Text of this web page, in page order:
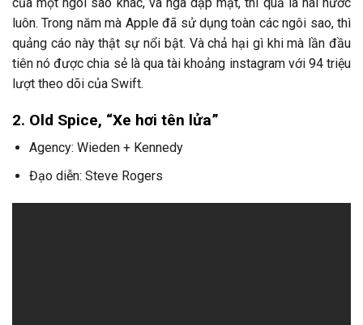
luôn. Trong năm mà Apple đã sử dụng toàn các ngôi sao, thì
quảng cáo này thật sự nổi bật. Và chả hại gì khi mà lần đầu
tiên nó được chia sẻ là qua tài khoảng instagram với 94 triệu
lượt theo dõi của Swift.
2. Old Spice, “Xe hơi tên lửa”
Agency: Wieden + Kennedy
Đạo diễn: Steve Rogers